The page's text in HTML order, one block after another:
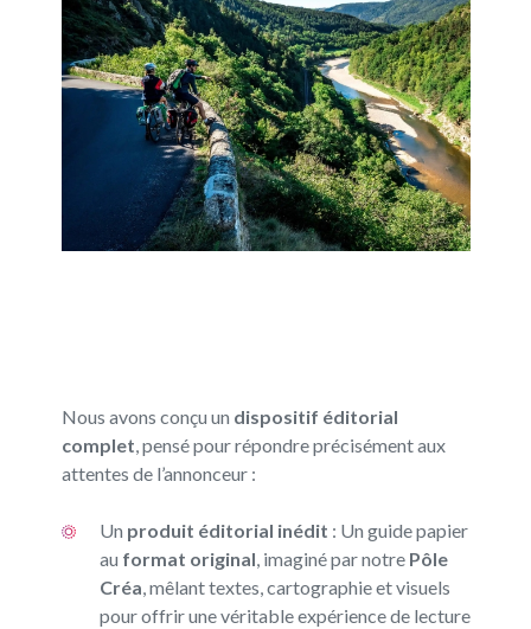
Nous avons conçu un dispositif éditorial
complet, pensé pour répondre précisément aux
attentes de l’annonceur :
Un produit éditorial inédit : Un guide papier
au format original, imaginé par notre Pôle
Créa, mêlant textes, cartographie et visuels
pour offrir une véritable expérience de lecture